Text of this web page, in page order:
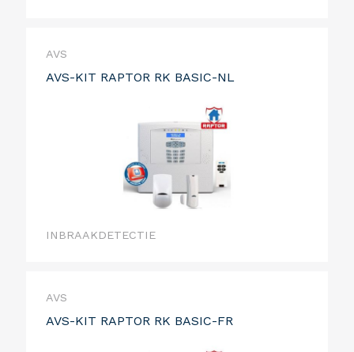
AVS
AVS-KIT RAPTOR RK BASIC-NL
INBRAAKDETECTIE
AVS
AVS-KIT RAPTOR RK BASIC-FR